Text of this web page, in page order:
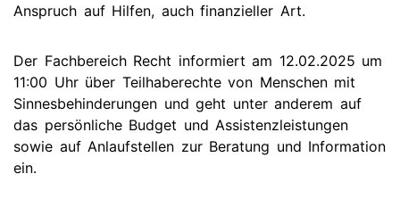
Anspruch auf Hilfen, auch finanzieller Art.
Der Fachbereich Recht informiert am 12.02.2025 um
11:00 Uhr über Teilhaberechte von Menschen mit
Sinnesbehinderungen und geht unter anderem auf
das persönliche Budget und Assistenzleistungen
sowie auf Anlaufstellen zur Beratung und Information
ein.